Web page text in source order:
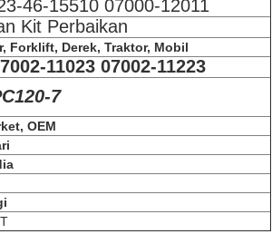
46-15510 07000-12011
Kit Perbaikan
Forklift, Derek, Traktor, Mobil
11023 07002-11223
7
OEM